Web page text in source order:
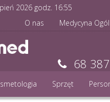
2026 godz. 16:55
O nas
Medycyna
68
Sprzęt